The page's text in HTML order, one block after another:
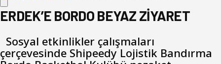
ERDEK’E BORDO BEYAZ ZİYARET
Sosyal etkinlikler çalışmaları
çerçevesinde Shipeedy Lojistik Bandırma